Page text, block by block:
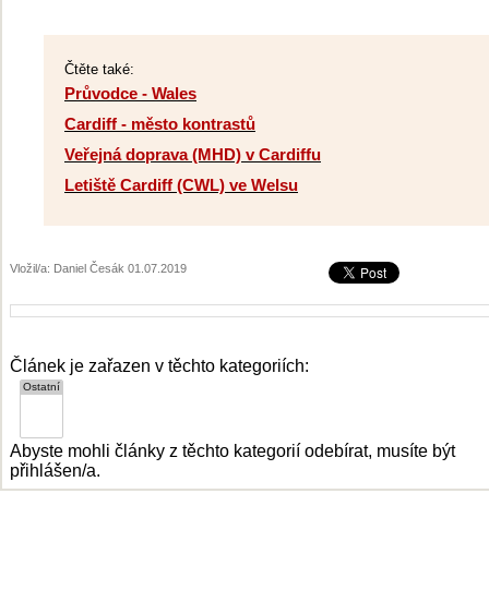
Čtěte také:
Průvodce - Wales
Cardiff - město kontrastů
Veřejná doprava (MHD) v Cardiffu
Letiště Cardiff (CWL) ve Welsu
Vložil/a: Daniel Česák 01.07.2019
Článek je zařazen v těchto kategoriích:
Abyste mohli články z těchto kategorií odebírat, musíte být
přihlášen/a.